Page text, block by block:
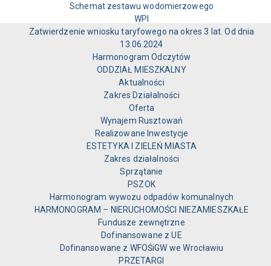
Schemat zestawu wodomierzowego
WPI
Zatwierdzenie wniosku taryfowego na okres 3 lat. Od dnia
13.06.2024
Harmonogram Odczytów
ODDZIAŁ MIESZKALNY
Aktualności
Zakres Działalności
Oferta
Wynajem Rusztowań
Realizowane Inwestycje
ESTETYKA I ZIELEŃ MIASTA
Zakres działalności
Sprzątanie
PSZOK
Harmonogram wywozu odpadów komunalnych
HARMONOGRAM – NIERUCHOMOŚCI NIEZAMIESZKAŁE
Fundusze zewnętrzne
Dofinansowane z UE
Dofinansowane z WFOŚiGW we Wrocławiu
PRZETARGI